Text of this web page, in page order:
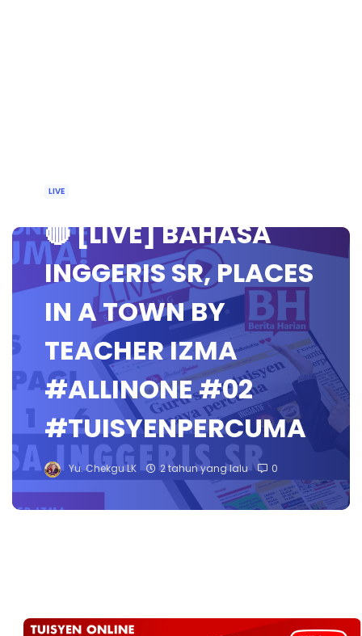
LIVE
🔴 [LIVE] BAHASA
INGGERIS SR, PLACES
IN A TOWN BY
TEACHER IZMA
#ALLINONE #02
#TUISYENPERCUMA
Yu. Chekgu LK 2 tahun yang lalu 0